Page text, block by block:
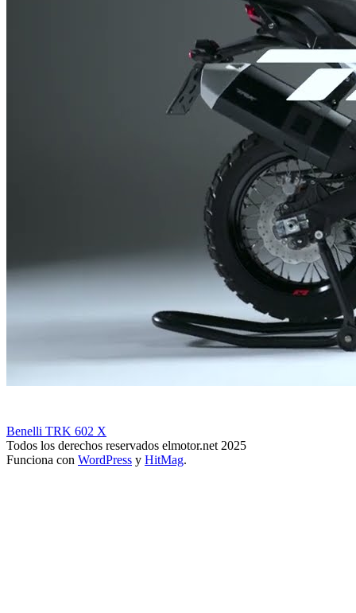
Benelli TRK 602 X
Todos los derechos reservados elmotor.net 2025
Funciona con WordPress y HitMag.